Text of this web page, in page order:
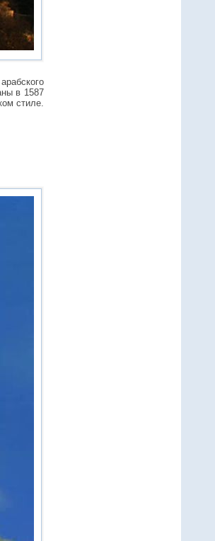
в 1587
стиле.